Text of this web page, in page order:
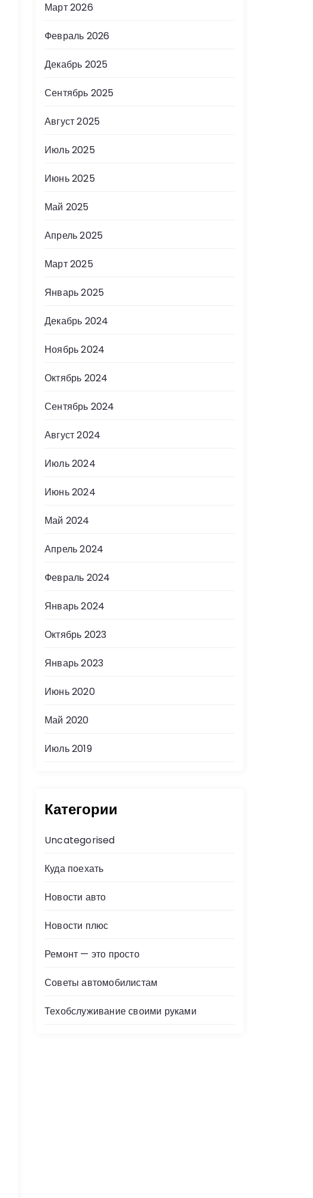
Март 2026
Февраль 2026
Декабрь 2025
Сентябрь 2025
Август 2025
Июль 2025
Июнь 2025
Май 2025
Апрель 2025
Март 2025
Январь 2025
Декабрь 2024
Ноябрь 2024
Октябрь 2024
Сентябрь 2024
Август 2024
Июль 2024
Июнь 2024
Май 2024
Апрель 2024
Февраль 2024
Январь 2024
Октябрь 2023
Январь 2023
Июнь 2020
Май 2020
Июль 2019
Категории
Uncategorised
Куда поехать
Новости авто
Новости плюс
Ремонт — это просто
Советы автомобилистам
Техобслуживание своими руками